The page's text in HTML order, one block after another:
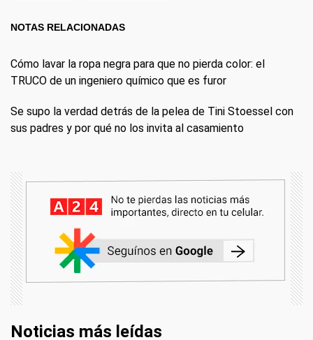
NOTAS RELACIONADAS
Cómo lavar la ropa negra para que no pierda color: el
TRUCO de un ingeniero químico que es furor
Se supo la verdad detrás de la pelea de Tini Stoessel con
sus padres y por qué no los invita al casamiento
Noticias más leídas